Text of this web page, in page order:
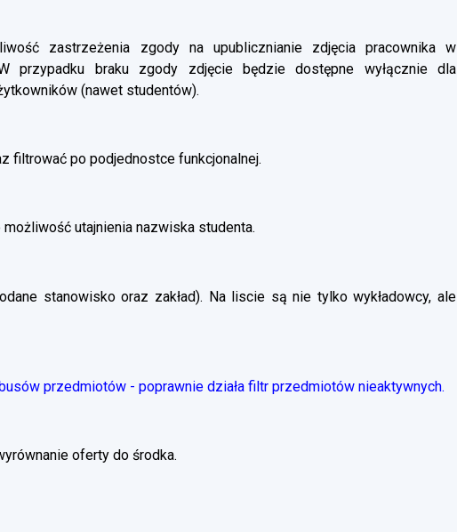
zastrzeżenia zgody na upublicznianie zdjęcia pracownika w
przypadku braku zgody zdjęcie będzie dostępne wyłącznie dla
(nawet studentów).
filtrować po podjednostce funkcjonalnej.
utajnienia nazwiska studenta.
stanowisko oraz zakład). Na liscie są nie tylko wykładowcy, ale
przedmiotów - poprawnie działa filtr przedmiotów nieaktywnych.
oferty do środka.